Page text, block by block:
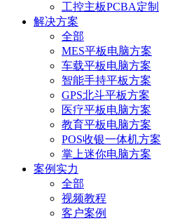
工控主板PCBA定制
解决方案
全部
MES平板电脑方案
车载平板电脑方案
智能手持平板方案
GPS北斗平板方案
医疗平板电脑方案
教育平板电脑方案
POS收银一体机方案
掌上迷你电脑方案
案例实力
全部
视频教程
客户案例